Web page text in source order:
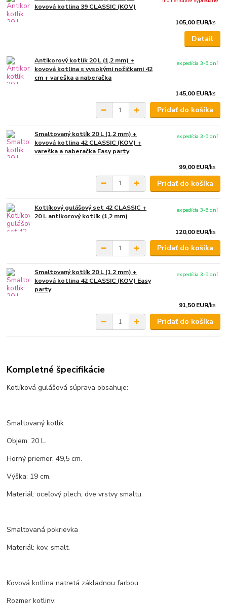
kovová kotlina 39 CLASSIC (KOV)
105,00 EUR/ks
Detail
Antikorový kotlík 20 L (1,2 mm) +
kovová kotlina s vysokými nožičkami 42
cm + vareška a naberačka
145,00 EUR/ks
expedícia 3-5 dní
Pridať do košíka
Smaltovaný kotlík 20 L (1,2 mm) +
kovová kotlina 42 CLASSIC (KOV) +
vareška a naberačka Easy party
99,00 EUR/ks
expedícia 3-5 dní
Pridať do košíka
Kotlíkový gulášový set 42 CLASSIC +
20 L antikorový kotlík (1,2 mm)
120,00 EUR/ks
expedícia 3-5 dní
Pridať do košíka
Smaltovaný kotlík 20 L (1,2 mm) +
kovová kotlina 42 CLASSIC (KOV) Easy
party
91,50 EUR/ks
expedícia 3-5 dní
Pridať do košíka
Kompletné špecifikácie
Kotlíková gulášová súprava obsahuje:
Smaltovaný kotlík
Objem: 20 L.
Horný priemer: 49,5 cm.
Výška: 19 cm.
Materiál: oceľový plech, dve vrstvy smaltu.
Smaltovaná pokrievka
Materiál: kov, smalt.
Kovová kotlina natretá základnou farbou.
Rozmer kotliny: